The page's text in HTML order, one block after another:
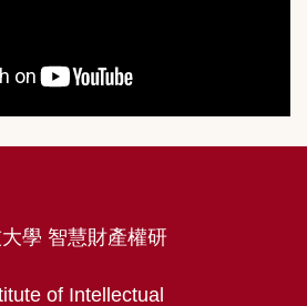
學 智慧財產權研
of Intellectual